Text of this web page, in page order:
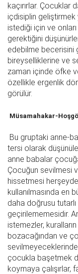
kaçırırlar. Çocuklar
içdisiplin geliştirmek
istediği için ve
gerektiğini
edebilme becerisini
bireyselliklerine ve
zaman içinde öfke
özellikle ergenlik
görülür.
Müsamahakar-
Bu gruptaki anne-
tersi olarak
anne babalar
Çocuğun sevilmesi
hissetmesi
kullanılmasında en
daha doğrusu
geçirilememesidir.
istemezler,
bozacağından ve
çocukla başetmek
koymaya çalışırlar,